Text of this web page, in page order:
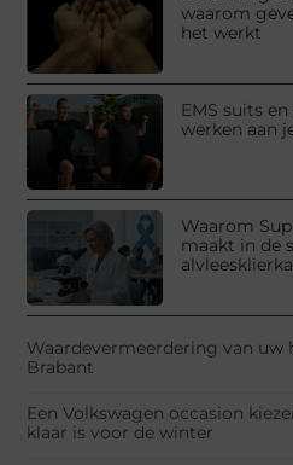
waarom
het werkt
EMS suits
werken aan
Waarom
maakt in de
Waardevermeerdering van
Brabant
Een Volkswagen occasion
klaar is voor de winter